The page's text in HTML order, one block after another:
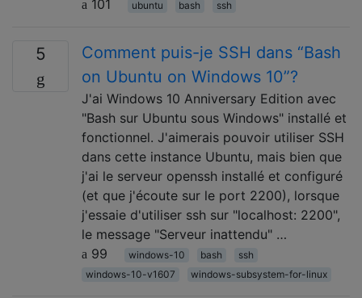
101
ubuntu bash ssh
5
Comment puis-je SSH dans “Bash
on Ubuntu on Windows 10”?
J'ai Windows 10 Anniversary Edition avec
"Bash sur Ubuntu sous Windows" installé et
fonctionnel. J'aimerais pouvoir utiliser SSH
dans cette instance Ubuntu, mais bien que
j'ai le serveur openssh installé et configuré
(et que j'écoute sur le port 2200), lorsque
j'essaie d'utiliser ssh sur "localhost: 2200",
le message "Serveur inattendu" …
99
windows-10 bash
ssh
windows-10-v1607
windows-subsystem-for-linux